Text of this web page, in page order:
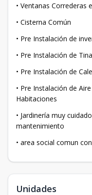
• Ventanas Correderas
• Cisterna Común
• Pre Instalación de
• Pre Instalación de
• Pre Instalación de
• Pre Instalación de
Habitaciones
• Jardinería muy
mantenimiento
• area social comun
Unidades